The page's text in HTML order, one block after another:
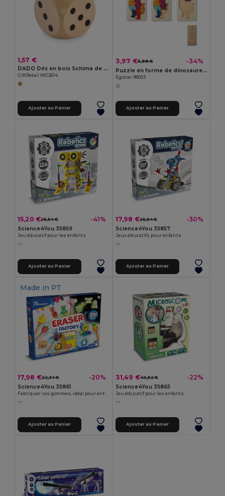
1,57 €
DADO Dés en bois Schima de 5cm dia
GiftRetail MO2614
Ajouter au Panier
3,97 €5,98 € -34%
Puzzle en forme de dinosaure en contreplaqué de pin
Egotier 98003
Ajouter au Panier
15,20 €25,54 € -41%
Science4You 35859
Jeu éducatif pour les enfants
Ajouter au Panier
17,98 €25,54 € -30%
Science4You 35857
Jeux éducatifs pour enfants
Ajouter au Panier
Made in PT
17,98 €22,34 € -20%
Science4You 35861
Fabriquer vos gommes, idéal pour enfants
Ajouter au Panier
31,49 €40,52 € -22%
Science4You 35865
Jeu éducatif pour les enfants
Ajouter au Panier